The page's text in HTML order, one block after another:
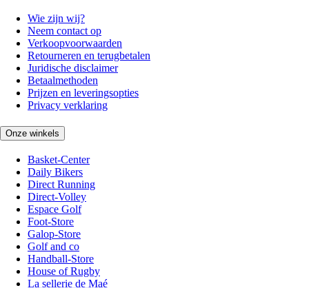
Wie zijn wij?
Neem contact op
Verkoopvoorwaarden
Retourneren en terugbetalen
Juridische disclaimer
Betaalmethoden
Prijzen en leveringsopties
Privacy verklaring
Onze winkels
Basket-Center
Daily Bikers
Direct Running
Direct-Volley
Espace Golf
Foot-Store
Galop-Store
Golf and co
Handball-Store
House of Rugby
La sellerie de Maé